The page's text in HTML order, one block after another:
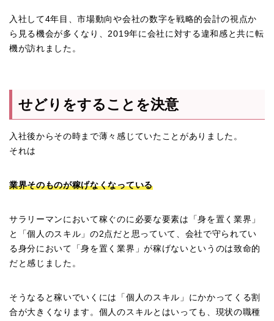
入社して4年目、市場動向や会社の数字を戦略的会計の視点か
ら見る機会が多くなり、2019年に会社に対する違和感と共に転
機が訪れました。
せどりをすることを決意
入社後からその時まで薄々感じていたことがありました。
それは
業界そのものが稼げなくなっている
サラリーマンにおいて稼ぐのに必要な要素は「身を置く業界」
と「個人のスキル」の2点だと思っていて、会社で守られてい
る身分において「身を置く業界」が稼げないというのは致命的
だと感じました。
そうなると稼いでいくには「個人のスキル」にかかってくる割
合が大きくなります。個人のスキルとはいっても、現状の職種